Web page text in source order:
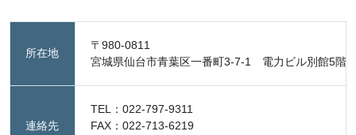
所在地
〒980-0811
宮城県仙台市青葉区一番町3-7-1 電力ビル別館5階
連絡先
TEL：022-797-9311
FAX：022-713-6219